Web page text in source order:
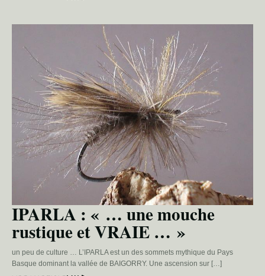
IPARLA : « … une mouche
rustique et VRAIE … »
un peu de culture … L’IPARLA est un des sommets mythique du Pays
Basque dominant la vallée de BAIGORRY. Une ascension sur […]